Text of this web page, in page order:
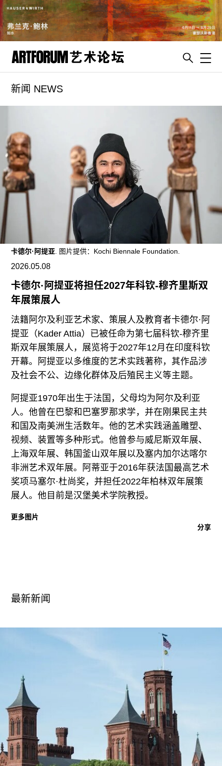
artguide
新闻
杂志
专栏
视频
ENGLISH
ART & EDUCATION
广告
订阅
往期内容
联系我们
关注我们
新闻 NEWS
卡德尔·阿提亚 . 图片提供：Kochi Biennale Foundation.
2026.05.08
卡德尔·阿提亚将担任2027年科钦-穆齐里斯双
年展策展人
法籍阿尔及利亚艺术家、策展人及教育者卡德尔·阿
提亚（Kader Attia）已被任命为第七届科钦-穆齐里
斯双年展策展人，展览将于2027年12月在印度科钦
开幕。阿提亚以多维度的艺术实践著称，其作品涉
及社会不公、边缘化群体及后殖民主义等主题。
阿提亚1970年出生于法国，父母均为阿尔及利亚
人。他曾在巴黎和巴塞罗那求学，并在刚果民主共
和国及南美洲生活数年。他的艺术实践涵盖雕塑、
视频、装置等多种形式。他曾参与威尼斯双年展、
上海双年展、韩国釜山双年展以及塞内加尔达喀尔
非洲艺术双年展。阿蒂亚于2016年获法国最高艺术
奖项马塞尔·杜尚奖，并担任2022年柏林双年展策
展人。他目前是汉堡美术学院教授。
更多图片
分享
最新新闻